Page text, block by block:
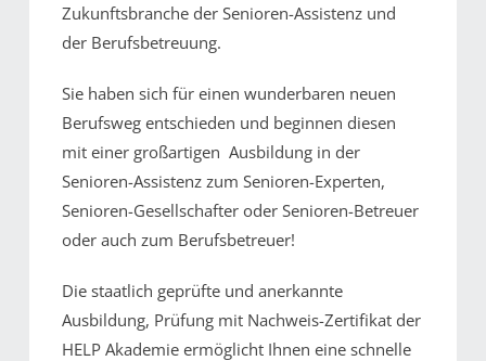
Zukunftsbranche der Senioren-Assistenz und
der Berufsbetreuung.
Sie haben sich für einen wunderbaren neuen
Berufsweg entschieden und beginnen diesen
mit einer großartigen Ausbildung in der
Senioren-Assistenz zum Senioren-Experten,
Senioren-Gesellschafter oder Senioren-Betreuer
oder auch zum Berufsbetreuer!
Die staatlich geprüfte und anerkannte
Ausbildung, Prüfung mit Nachweis-Zertifikat der
HELP Akademie ermöglicht Ihnen eine schnelle